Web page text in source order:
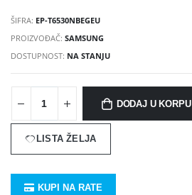
ŠIFRA: EP-T6530NBEGEU
PROIZVOĐAČ:SAMSUNG
DOSTUPNOST: NA STANJU
DODAJ U KORPU
LISTA ŽELJA
KUPI NA RATE